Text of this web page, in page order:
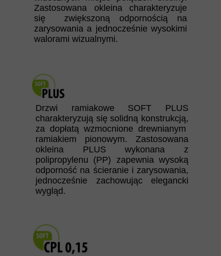
Drzwi ramiakowe SOFT PLUS
charakteryzują się solidną konstrukcją,
za dopłatą wzmocnione drewnianym
ramiakiem pionowym. Zastosowana
okleina PLUS wykonana z
polipropylenu (PP) zapewnia wysoką
odporność na ścieranie i zarysowania,
jednocześnie zachowując elegancki
wygląd.
Zastosowana okleina charakteryzuje
się zwiększoną odpornością na
zarysowania a jednocześnie wysokimi
walorami wizualnymi.